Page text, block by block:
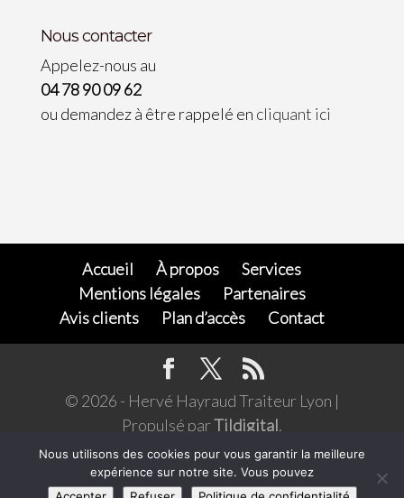
Nous contacter
Appelez-nous au
04 78 90 09 62
ou demandez à être rappelé en cliquant ici
Accueil À propos
Services
Mentions légales
Partenaires
Avis clients
Plan d’accès Contact
© 2026 - Hervé Hayraud Traiteur Lyon |
Propulsé parTildigital.
L’abus d'alcool est dangereux pour la santé,
consommer avec modération. Pour votre santé,
Nous utilisons des cookies pour vous garantir la meilleure
expérience sur notre site. Vous pouvez